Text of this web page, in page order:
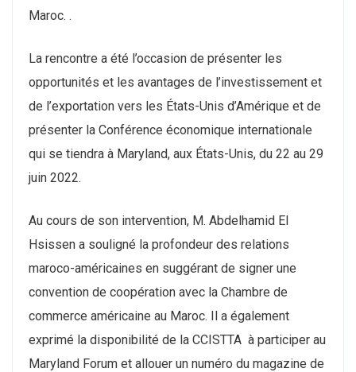
Maroc. .
La rencontre a été l’occasion de présenter les
opportunités et les avantages de l’investissement et
de l’exportation vers les États-Unis d’Amérique et de
présenter la Conférence économique internationale
qui se tiendra à Maryland, aux États-Unis, du 22 au 29
juin 2022.
Au cours de son intervention, M. Abdelhamid El
Hsissen a souligné la profondeur des relations
maroco-américaines en suggérant de signer une
convention de coopération avec la Chambre de
commerce américaine au Maroc. Il a également
exprimé la disponibilité de la CCISTTA à participer au
Maryland Forum et allouer un numéro du magazine de